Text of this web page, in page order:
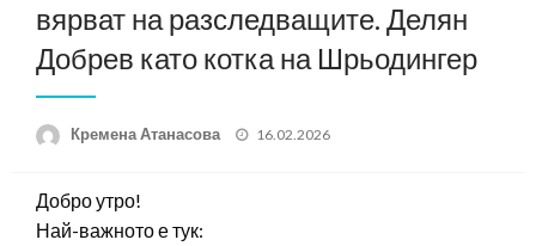
вярват на разследващите. Делян
Добрев като котка на Шрьодингер
Кремена Атанасова
Posted
16.02.2026
Добро утро!
Най-важното е тук: